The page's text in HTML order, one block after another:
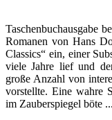
Taschenbuchausgabe
Romanen von Hans
Classics“ ein, einer
viele Jahre lief und
große Anzahl von
vorstellte. Eine wahre
im Zauberspiegel böte ...